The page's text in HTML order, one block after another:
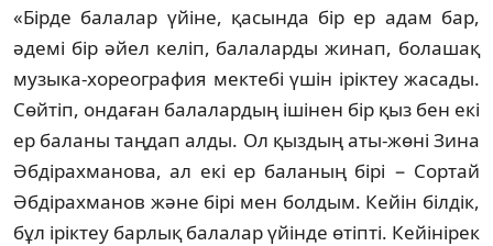
«Бірде балалар үйіне, қасында бір ер адам бар,
әдемі бір әйел келіп, балаларды жинап, болашақ
музыка-хореография мек­­тебі үшін іріктеу жасады.
Сөйтіп, он­да­ған балалардың ішінен бір қыз бен екі
ер ба­­­­ланы таңдап алды. Ол қыздың аты-жөні Зина
Әбдірахманова, ал екі ер баланың бірі − Сортай
Әбдірахманов және бірі мен болдым. Кейін білдік,
бұл іріктеу барлық балалар үйін­де өтіпті. Кейінірек